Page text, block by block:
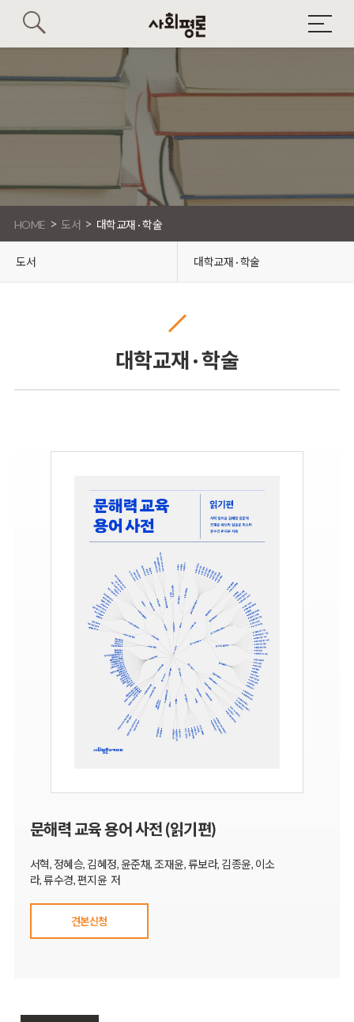
HOME > 도서 > 대학교재 · 학술
도서 대학교재 · 학술
대학교재 · 학술
문해력 교육 용어 사전 (읽기편)
서혁, 정혜승, 김혜정, 윤준채, 조재윤, 류보라, 김종윤, 이소
라, 류수경, 편지윤 저
견본신청